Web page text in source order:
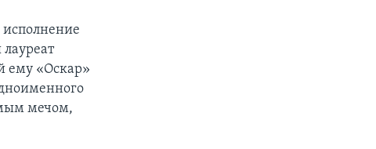
исполнение
ему «Оскар»
мечом,